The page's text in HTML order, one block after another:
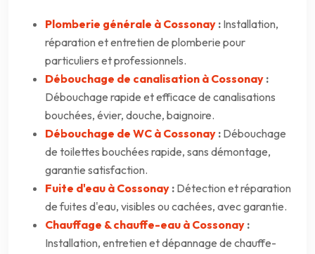
Plomberie générale à Cossonay : Installation,
réparation et entretien de plomberie pour
particuliers et professionnels.
Débouchage de canalisation à Cossonay :
Débouchage rapide et efficace de canalisations
bouchées, évier, douche, baignoire.
Débouchage de WC à Cossonay : Débouchage
de toilettes bouchées rapide, sans démontage,
garantie satisfaction.
Fuite d'eau à Cossonay : Détection et réparation
de fuites d'eau, visibles ou cachées, avec garantie.
Chauffage & chauffe-eau à Cossonay :
Installation, entretien et dépannage de chauffe-